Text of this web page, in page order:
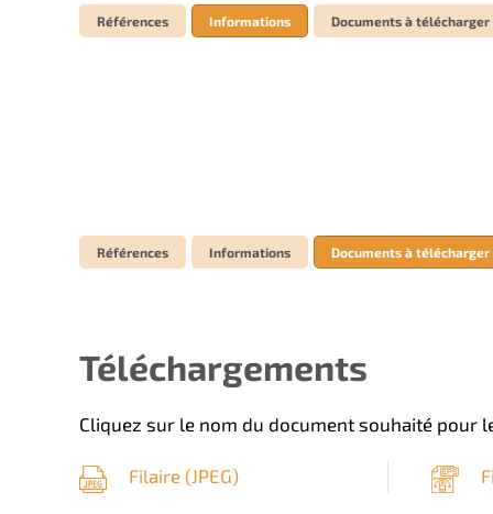
Références Informations Documents à télécharger
Références Informations Documents à télécharger
Téléchargements
Cliquez sur le nom du document souhaité pour
Filaire (JPEG)